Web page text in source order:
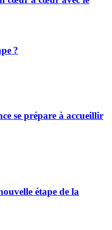
?
se prépare à accueillir
étape de la